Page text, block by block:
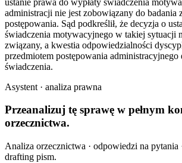
administracji nie jest zobowiązany do badania
postępowania. Sąd podkreślił, że decyzja o
świadczenia motywacyjnego w takiej sytuacji
związany, a kwestia odpowiedzialności
przedmiotem postępowania administracyjnego
świadczenia.
Asystent · analiza prawna
Przeanalizuj tę sprawę w pełnym
orzecznictwa.
Analiza orzecznictwa · odpowiedzi na pytania
drafting pism.